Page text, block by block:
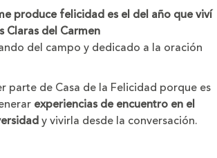
produce felicidad es el del año que viví
Claras del Carmen
del campo y dedicado a la oración
parte de Casa de la Felicidad porque es
experiencias de encuentro en el
y vivirla desde la conversación.